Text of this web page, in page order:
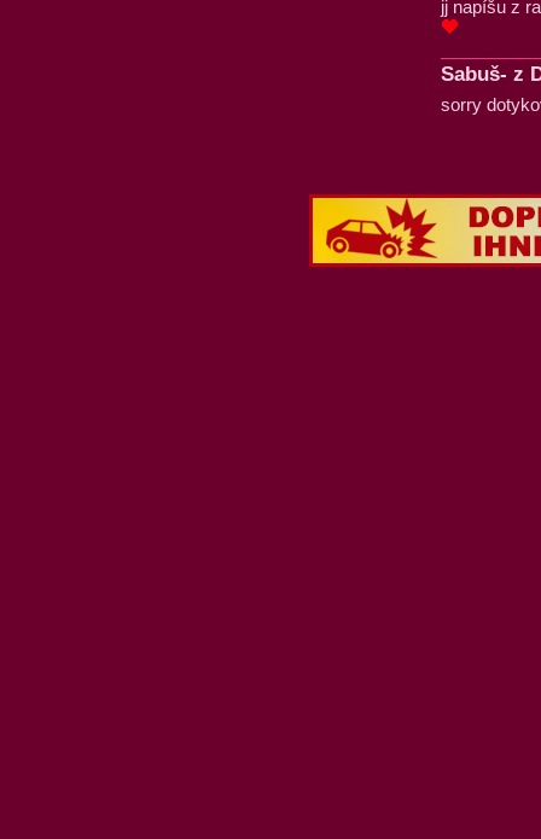
jj napíšu z
Sabuš- z
sorry